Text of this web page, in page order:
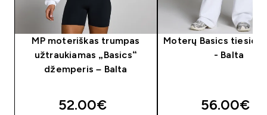
MP moteriškas trumpas
užtraukiamas „Basics“
džemperis – Balta
52.00€‎
Moterų Basics tiesios
- Balta
56.00€‎